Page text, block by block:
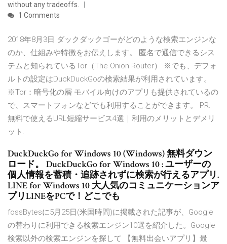
without any tradeoffs.
1 Comments
2018年8月3日 ダックダックゴーがどのような検索エンジンな
のか、仕組みや特徴をお伝えします。 匿名で通信できるシス
テムと知られているTor（The Onion Router） ※でも、デフォ
ルトの設定はDuckDuckGoの検索結果が利用されています。
※Tor：暗号化の層 モバイル向けのアプリも提供されているの
で、スマートフォンなどでも利用することができます。 PR.
無料で使えるURL短縮サービス4選｜利用のメリットとデメリ
ット.
DuckDuckGo for Windows 10 (Windows) 無料ダウン
ロード。 DuckDuckGo for Windows 10 : ユーザーの
個人情報を蓄積・追跡されずに検索が行えるアプリ.
LINE for Windows 10 大人気のコミュニケーションア
プリLINEをPCで！どこでも
fossBytesに5月25日(米国時間)に掲載された記事が、Google
の替わりに利用できる検索エンジン10選を紹介した。Google
検索以外の検索エンジンを探して 【無料出会いアプリ】最